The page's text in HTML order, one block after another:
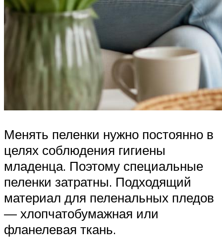
Менять пеленки нужно постоянно в
целях соблюдения гигиены
младенца. Поэтому специальные
пеленки затратны. Подходящий
материал для пеленальных пледов
— хлопчатобумажная или
фланелевая ткань.